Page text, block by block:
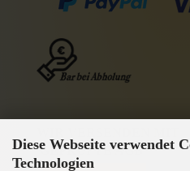
Diese Webseite verwendet
Technologien
GEPRÜFTE AGB